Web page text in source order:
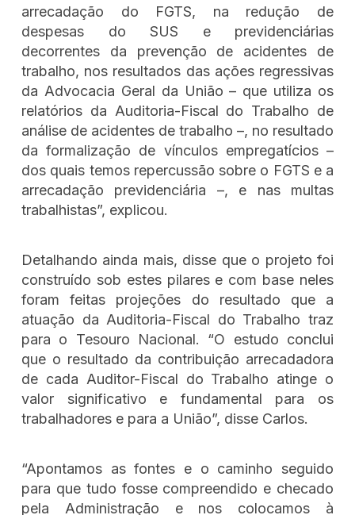
arrecadação do FGTS, na redução de
despesas do SUS e previdenciárias
decorrentes da prevenção de acidentes de
trabalho, nos resultados das ações regressivas
da Advocacia Geral da União – que utiliza os
relatórios da Auditoria-Fiscal do Trabalho de
análise de acidentes de trabalho –, no resultado
da formalização de vínculos empregatícios –
dos quais temos repercussão sobre o FGTS e a
arrecadação previdenciária –, e nas multas
trabalhistas”, explicou.
Detalhando ainda mais, disse que o projeto foi
construído sob estes pilares e com base neles
foram feitas projeções do resultado que a
atuação da Auditoria-Fiscal do Trabalho traz
para o Tesouro Nacional. “O estudo conclui
que o resultado da contribuição arrecadadora
de cada Auditor-Fiscal do Trabalho atinge o
valor significativo e fundamental para os
trabalhadores e para a União”, disse Carlos.
“Apontamos as fontes e o caminho seguido
para que tudo fosse compreendido e checado
pela Administração e nos colocamos à